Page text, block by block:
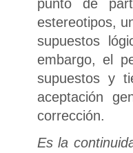
punto de
estereotipos,
supuestos
embargo, el
supuestos y
aceptación
corrección.
Es la